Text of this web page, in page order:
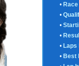
•
•
•
•
• Laps
• Best